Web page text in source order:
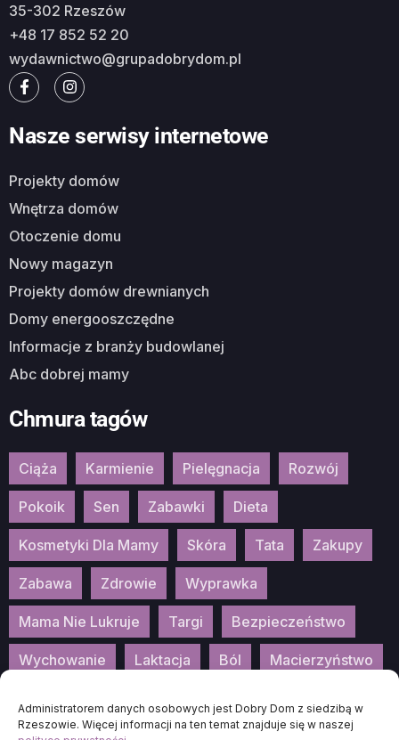
Administratorem danych osobowych jest Dobry Dom z siedzibą w
Rzeszowie. Więcej informacji na ten temat znajduje się w naszej
35-302 Rzeszów
+48 17 852 52 20
wydawnictwo@grupadobrydom.pl
Nasze serwisy internetowe
Projekty domów
Wnętrza domów
Otoczenie domu
Nowy magazyn
Projekty domów drewnianych
Domy energooszczędne
Informacje z branży budowlanej
Abc dobrej mamy
Chmura tagów
Ciąża Karmienie Pielęgnacja Rozwój
Pokoik Sen Zabawki Dieta
Kosmetyki Dla Mamy Skóra Tata Zakupy
Zabawa Zdrowie Wyprawka
Mama Nie Lukruje Targi Bezpieczeństwo
Wychowanie Laktacja Ból Macierzyństwo